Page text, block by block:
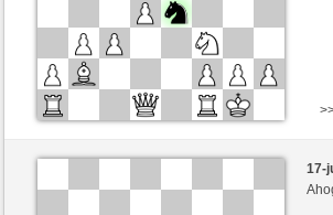
Negras
Chris63 (1200) (+7)
17-